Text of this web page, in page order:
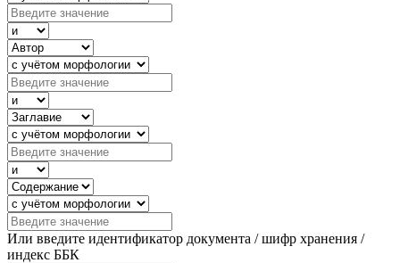
Или введите идентификатор документа / шифр хранения /
индекс ББК